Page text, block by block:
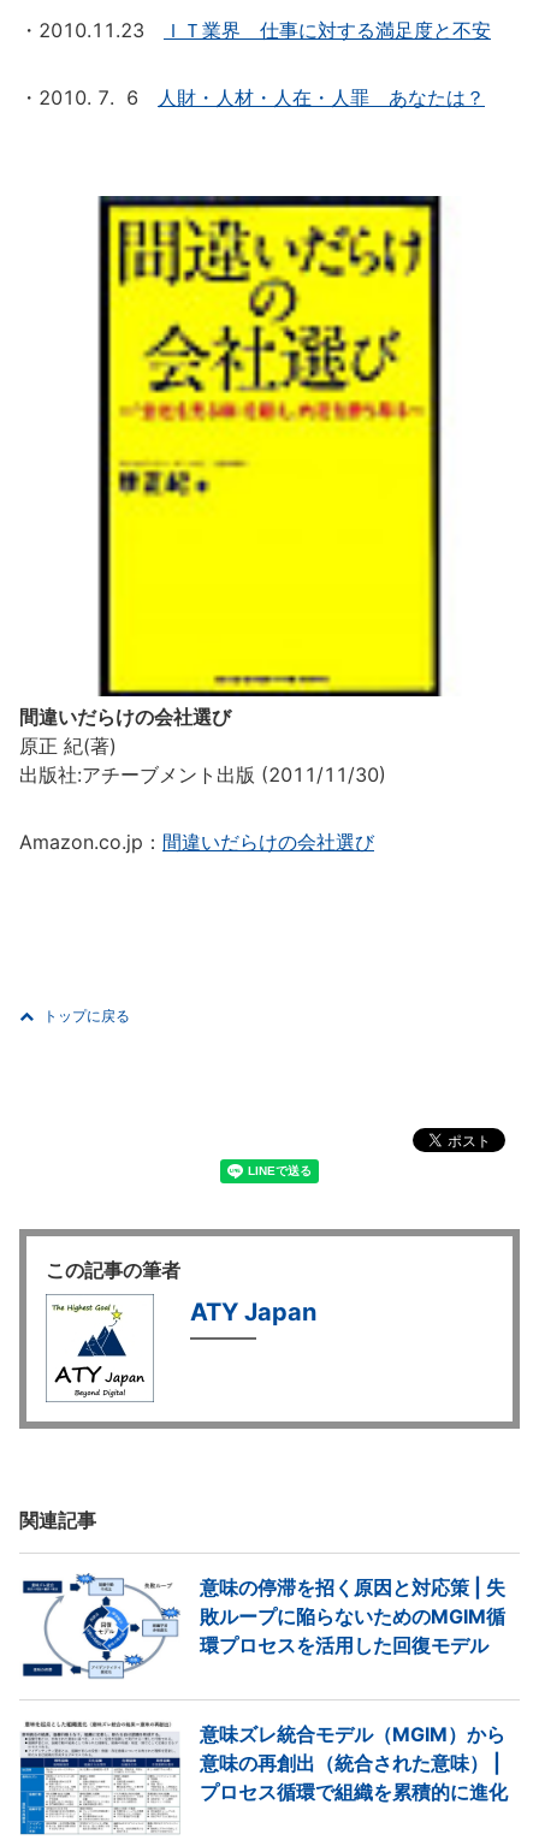
・2010.11.23 ＩＴ業界 仕事に対する満足度と不安
・2010. 7. 6 人財・人材・人在・人罪 あなたは？
間違いだらけの会社選び
原正 紀(著)
出版社:アチーブメント出版 (2011/11/30)
Amazon.co.jp： 間違いだらけの会社選び
トップに戻る
この記事の筆者
ATY Japan
関連記事
意味の停滞を招く原因と対応策 | 失
敗ループに陥らないためのMGIM循
環プロセスを活用した回復モデル
意味ズレ統合モデル（MGIM）から
意味の再創出（統合された意味） |
プロセス循環で組織を累積的に進化